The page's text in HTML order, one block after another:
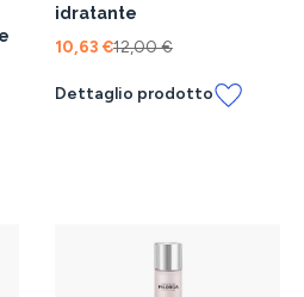
idratante
10,63 €12,00 €
Dettaglio prodotto